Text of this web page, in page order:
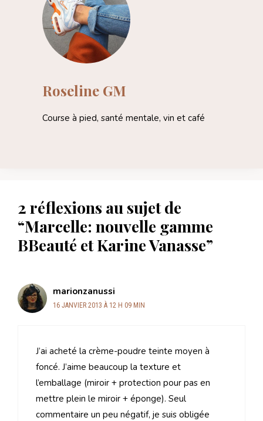
Roseline GM
Course à pied, santé mentale, vin et café
2 réflexions au sujet de
“Marcelle: nouvelle gamme
BBeauté et Karine Vanasse”
marionzanussi
16 JANVIER 2013 À 12 H 09 MIN
J’ai acheté la crème-poudre teinte moyen à
foncé. J’aime beaucoup la texture et
l’emballage (miroir + protection pour pas en
mettre plein le miroir + éponge). Seul
commentaire un peu négatif, je suis obligée